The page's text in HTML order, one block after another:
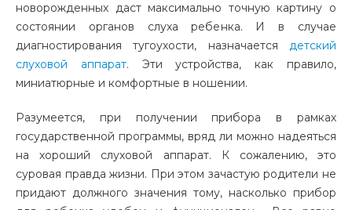
новорожденных даст максимально точную картину о
состоянии органов слуха ребенка. И в случае
диагностирования тугоухости, назначается детский
слуховой аппарат. Эти устройства, как правило,
миниатюрные и комфортные в ношении.
Разумеется, при получении прибора в рамках
государственной программы, вряд ли можно надеяться
на хороший слуховой аппарат. К сожалению, это
суровая правда жизни. При этом зачастую родители не
придают должного значения тому, насколько прибор